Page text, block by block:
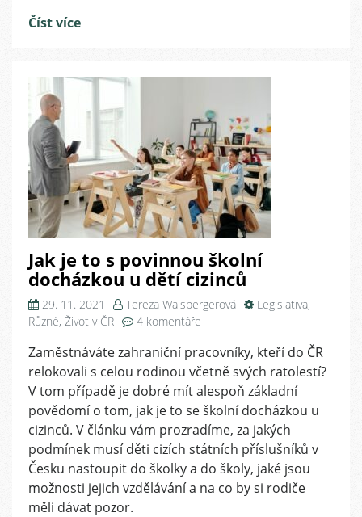
Číst více
Jak je to s povinnou školní
docházkou u dětí cizinců
29. 11. 2021 Tereza Walsbergerová Legislativa,
Různé, Život v ČR 4 komentáře
s
názvem
Jak
je
to
s
povinnou
školní
docházkou
Zaměstnáváte zahraniční pracovníky, kteří do ČR
relokovali s celou rodinou včetně svých ratolestí?
V tom případě je dobré mít alespoň základní
povědomí o tom, jak je to se školní docházkou u
cizinců. V článku vám prozradíme, za jakých
podmínek musí děti cizích státních příslušníků v
Česku nastoupit do školky a do školy, jaké jsou
možnosti jejich vzdělávání a na co by si rodiče
měli dávat pozor.